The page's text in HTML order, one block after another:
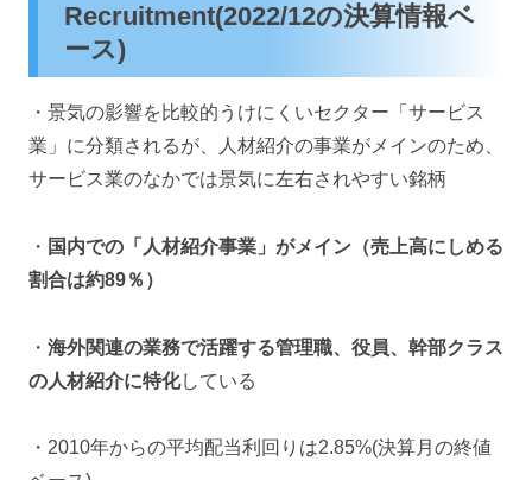
Recruitment(2022/12の決算情報ベ
ース)
・景気の影響を比較的うけにくいセクター「サービス
業」に分類されるが、人材紹介の事業がメインのため、
サービス業のなかでは景気に左右されやすい銘柄
・ 国内での「人材紹介事業」がメイン（売上高にしめる
割合は約89％）
・ 海外関連の業務で活躍する管理職、役員、幹部クラス
の人材紹介に特化している
・2010年からの平均配当利回りは2.85%(決算月の終値